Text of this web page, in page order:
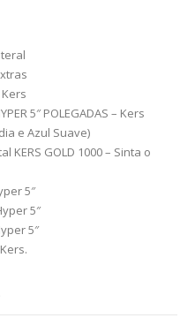
5″ POLEGADAS – Kers
e Azul Suave)
KERS GOLD 1000 – Sinta o
5″
5″
5″